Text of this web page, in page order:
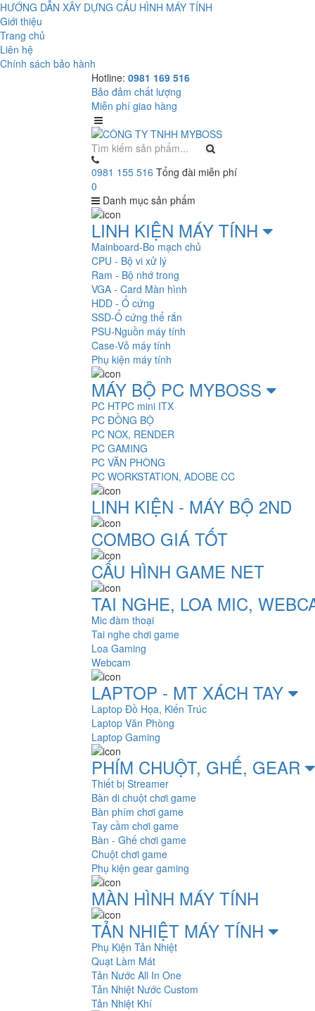
HƯỚNG DẪN XÂY DỰNG CẤU HÌNH MÁY TÍNH
Giới thiệu
Trang chủ
Liên hệ
Chính sách bảo hành
Hotline: 0981 169 516
Bảo đảm chất lượng
Miễn phí giao hàng
0981 155 516 Tổng đài miễn phí
0
Danh mục sản phẩm
LINH KIỆN MÁY TÍNH
Mainboard-Bo mạch chủ
CPU - Bộ vi xử lý
Ram - Bộ nhớ trong
VGA - Card Màn hình
HDD - Ổ cứng
SSD-Ổ cứng thể rắn
PSU-Nguồn máy tính
Case-Vỏ máy tính
Phụ kiện máy tính
MÁY BỘ PC MYBOSS
PC HTPC mini ITX
PC ĐỒNG BỘ
PC NOX, RENDER
PC GAMING
PC VĂN PHÒNG
PC WORKSTATION, ADOBE CC
LINH KIỆN - MÁY BỘ 2ND
COMBO GIÁ TỐT
CẤU HÌNH GAME NET
TAI NGHE, LOA MIC,
Mic đàm thoại
Tai nghe chơi game
Loa Gaming
Webcam
LAPTOP - MT XÁCH TAY
Laptop Đồ Họa, Kiến Trúc
Laptop Văn Phòng
Laptop Gaming
PHÍM CHUỘT, GHẾ, GEAR
Thiết bị Streamer
Bàn di chuột chơi game
Bàn phím chơi game
Tay cầm chơi game
Bàn - Ghế chơi game
Chuột chơi game
Phụ kiện gear gaming
MÀN HÌNH MÁY TÍNH
TẢN NHIỆT MÁY TÍNH
Phụ Kiện Tản Nhiệt
Quạt Làm Mát
Tản Nước All In One
Tản Nhiệt Nước Custom
Tản Nhiệt Khí